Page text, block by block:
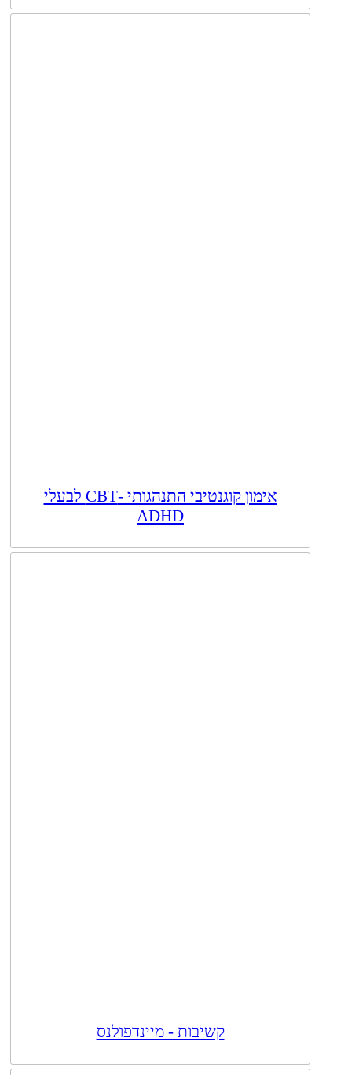
אימון קוגנטיבי התנהגותי -CBT לבעלי
ADHD
קשיבות - מיינדפולנס